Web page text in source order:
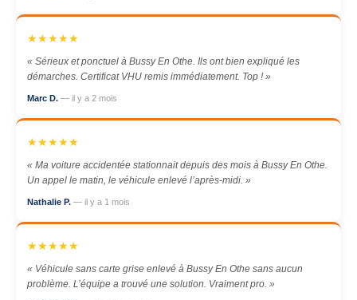
★★★★★
« Sérieux et ponctuel à Bussy En Othe. Ils ont bien expliqué les
démarches. Certificat VHU remis immédiatement. Top ! »
Marc D. — il y a 2 mois
★★★★★
« Ma voiture accidentée stationnait depuis des mois à Bussy En Othe.
Un appel le matin, le véhicule enlevé l’après-midi. »
Nathalie P. — il y a 1 mois
★★★★★
« Véhicule sans carte grise enlevé à Bussy En Othe sans aucun
problème. L’équipe a trouvé une solution. Vraiment pro. »